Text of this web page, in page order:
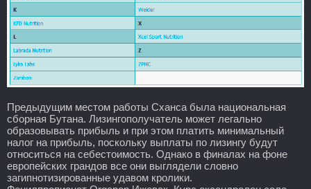
Предыдущим местом работы Сханса была национальная
сборная Бутана. Лизингополучатель может легально
образовывать прибыль и при этом платить минимальный
налог на прибыль, поскольку выплаты по лизингу будут
относиться на себестоимость. Однако в финалах на фоне
европейских грандов все они выглядели словно
загипнотизированные удавом кролики.